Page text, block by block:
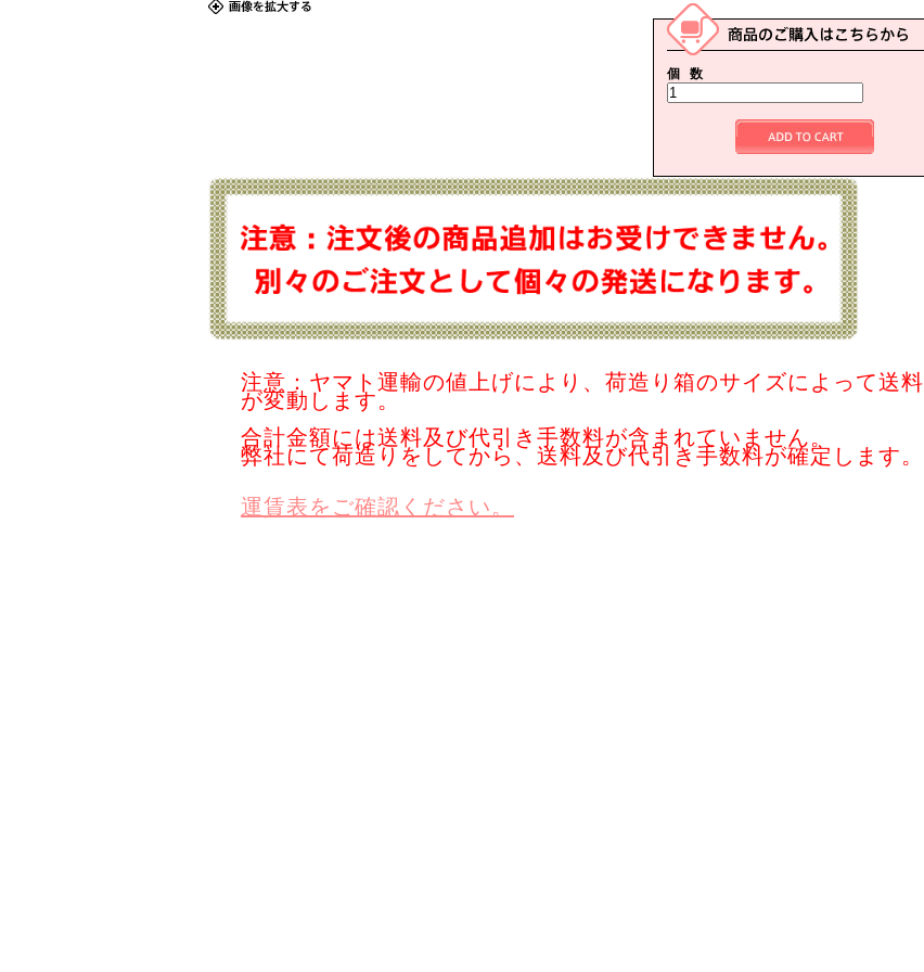
個 数
注意：ヤマト運輸の値上げにより、荷造り箱のサイズによって送料
が変動します。
合計金額には送料及び代引き手数料が含まれていません。
弊社にて荷造りをしてから、送料及び代引き手数料が確定します。
運賃表をご確認ください。